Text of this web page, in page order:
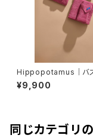
Hippopotamus｜バ
＜限定カラー＞
¥9,900
同じカテゴリ